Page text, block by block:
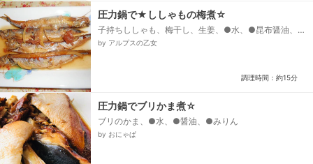
圧力鍋で★ししゃもの梅煮☆
子持ちししゃも、梅干し、生姜、●水、●昆布醤油、●
酒・みりん
by アルプスの乙女
調理時間：約15分
圧力鍋でブリかま煮☆
ブリのかま、●水、●醤油、●みりん
by おにゃぱ